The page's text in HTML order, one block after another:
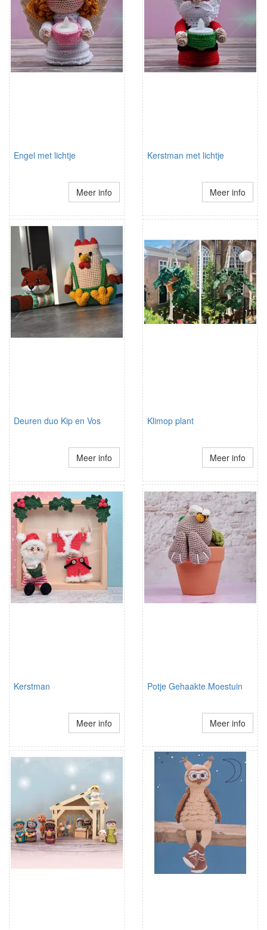
Engel met lichtje
Meer info
Kerstman met lichtje
Meer info
Deuren duo Kip en Vos
Meer info
Klimop plant
Meer info
Kerstman
Meer info
Potje Gehaakte Moestuin
Meer info